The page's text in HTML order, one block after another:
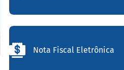
Nota Fiscal Eletrônica